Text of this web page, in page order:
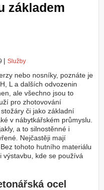
základem
| Služby
nebo nosníky, poznáte je
L a dalších odvozenin
ale všechno jsou to
pro zhotovování
či jako základní
v nábytkářském průmyslu.
a to silnostěnné i
Nejčastěji mají
tohoto hutního materiálu
výstavbu, kde se používá
ocel